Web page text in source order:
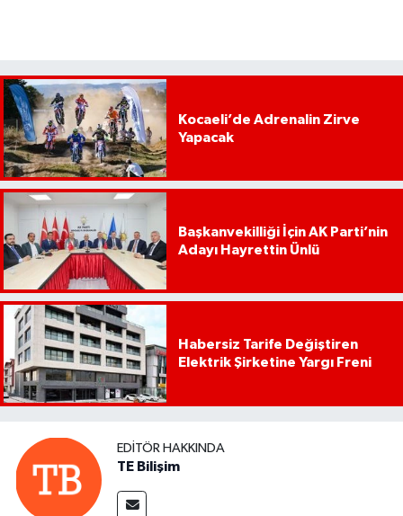
Kocaeli’de Adrenalin Zirve
Yapacak
Başkanvekilliği İçin AK Parti’nin
Adayı Hayrettin Ünlü
Habersiz Tarife Değiştiren
Elektrik Şirketine Yargı Freni
EDITÖR HAKKINDA
TE Bilişim